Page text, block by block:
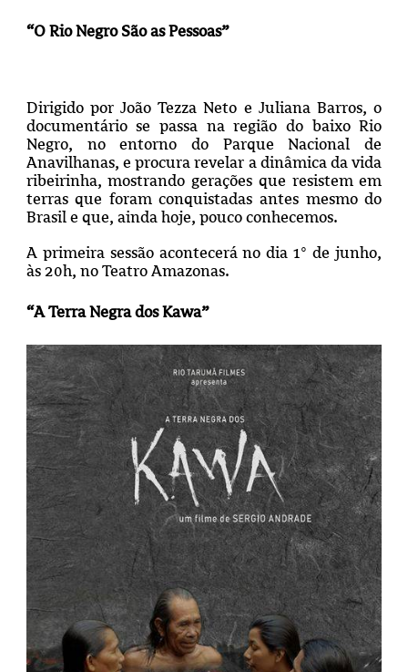
“O Rio Negro São as Pessoas”
Dirigido por João Tezza Neto e Juliana Barros, o
documentário se passa na região do baixo Rio
Negro, no entorno do Parque Nacional de
Anavilhanas, e procura revelar a dinâmica da vida
ribeirinha, mostrando gerações que resistem em
terras que foram conquistadas antes mesmo do
Brasil e que, ainda hoje, pouco conhecemos.
A primeira sessão acontecerá no dia 1° de junho,
às 20h, no Teatro Amazonas.
“A Terra Negra dos Kawa”